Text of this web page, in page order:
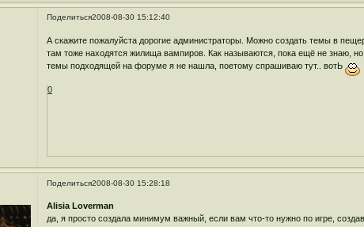
Поделиться2008-08-30 15:12:40
А скажите пожалуйста дорогие администраторы. Можно создать темы в
там тоже находятся жилища вампиров. Как называются, пока ещё не знаю, но
темы подходящей на форуме я не нашла, поетому спрашиваю тут.. вотЬ
0
Поделиться2008-08-30 15:28:18
Alisia Loverman
да, я просто создала минимум важный, если вам что-то нужно по игре,